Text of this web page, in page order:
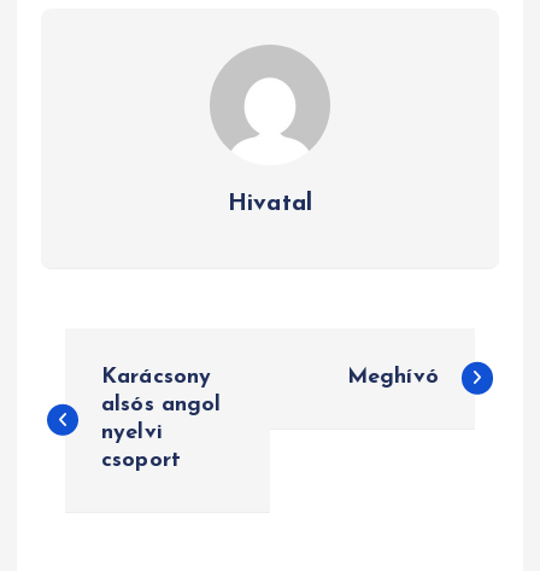
Hivatal
e
Karácsony
alsós angol
nyelvi
csoport
Meghívó